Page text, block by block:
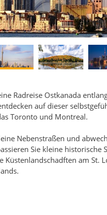
Radreise Ostkanada
auf dieser
Toronto und Montreal.
Nebenstraßen und
Sie kleine
Küstenlandschadften am St.